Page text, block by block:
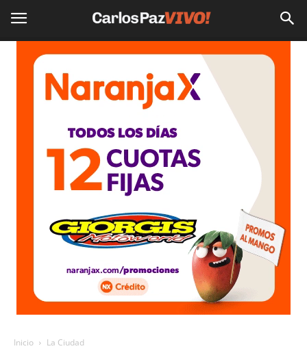
Inicio La Ciudad